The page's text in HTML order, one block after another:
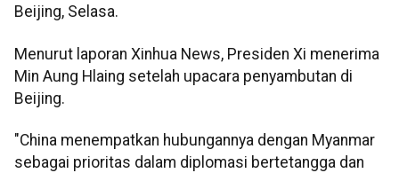
Beijing, Selasa.
Menurut laporan Xinhua News, Presiden Xi menerima
Min Aung Hlaing setelah upacara penyambutan di
Beijing.
"China menempatkan hubungannya dengan Myanmar
sebagai prioritas dalam diplomasi bertetangga dan